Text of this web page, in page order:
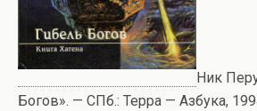
Ник
Богов». — СПб.: Терра — Азбука,